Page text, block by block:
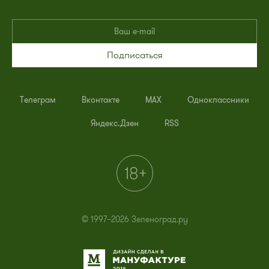
Подписаться
Телеграм Вконтакте MAX Одноклассники
Яндекс.Дзен RSS
© 1997–2026 Зеленоград.ру